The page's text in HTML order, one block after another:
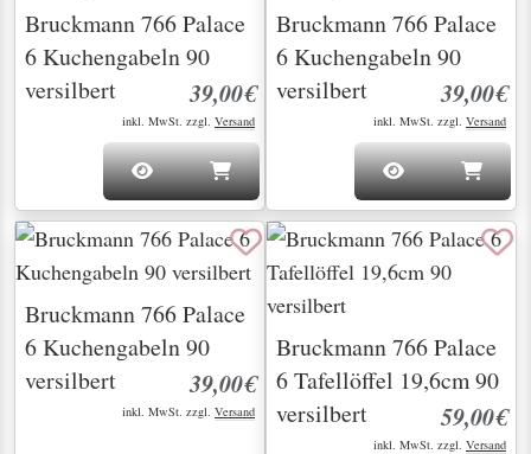
Bruckmann 766 Palace
6 Kuchengabeln 90
versilbert
39,00€
inkl. MwSt. zzgl. Versand
Bruckmann 766 Palace
6 Kuchengabeln 90
versilbert
39,00€
inkl. MwSt. zzgl. Versand
Bruckmann 766 Palace
6 Kuchengabeln 90
versilbert
39,00€
inkl. MwSt. zzgl. Versand
Bruckmann 766 Palace
6 Tafellöffel 19,6cm 90
versilbert
59,00€
inkl. MwSt. zzgl. Versand